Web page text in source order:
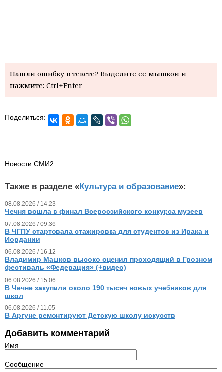
Нашли ошибку в тексте? Выделите ее мышкой и
нажмите: Ctrl+Enter
Поделиться:
Новости СМИ2
Также в разделе «Культура и образование»:
08.08.2026 / 14.23
Чечня вошла в финал Всероссийского конкурса музеев
07.08.2026 / 09.36
В ЧГПУ стартовала стажировка для студентов из Ирака и
Иордании
06.08.2026 / 16.12
Владимир Машков высоко оценил проходящий в Грозном
фестиваль «Федерация» (+видео)
06.08.2026 / 15.06
В Чечне закупили около 190 тысяч новых учебников для
школ
06.08.2026 / 11.05
В Аргуне ремонтируют Детскую школу искусств
Добавить комментарий
Имя
Сообщение